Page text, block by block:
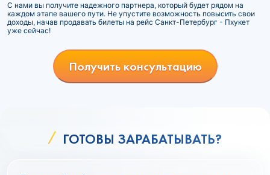
С нами вы получите надежного партнера, который будет рядом на
каждом этапе вашего пути. Не упустите возможность повысить свои
доходы, начав продавать билеты на рейс Санкт-Петербург - Пхукет
уже сейчас!
Получить консультацию
ГОТОВЫ ЗАРАБАТЫВАТЬ?